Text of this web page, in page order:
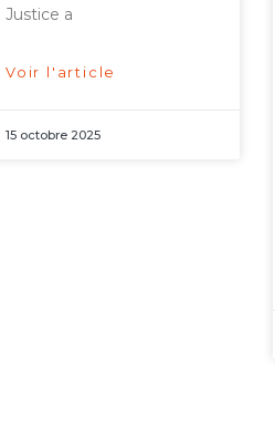
Justice a
Voir l'article
15 octobre 2025